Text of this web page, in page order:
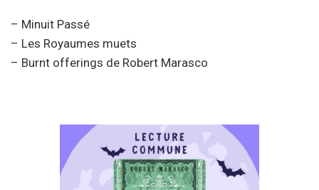
– Minuit Passé
– Les Royaumes muets
– Burnt offerings de Robert Marasco